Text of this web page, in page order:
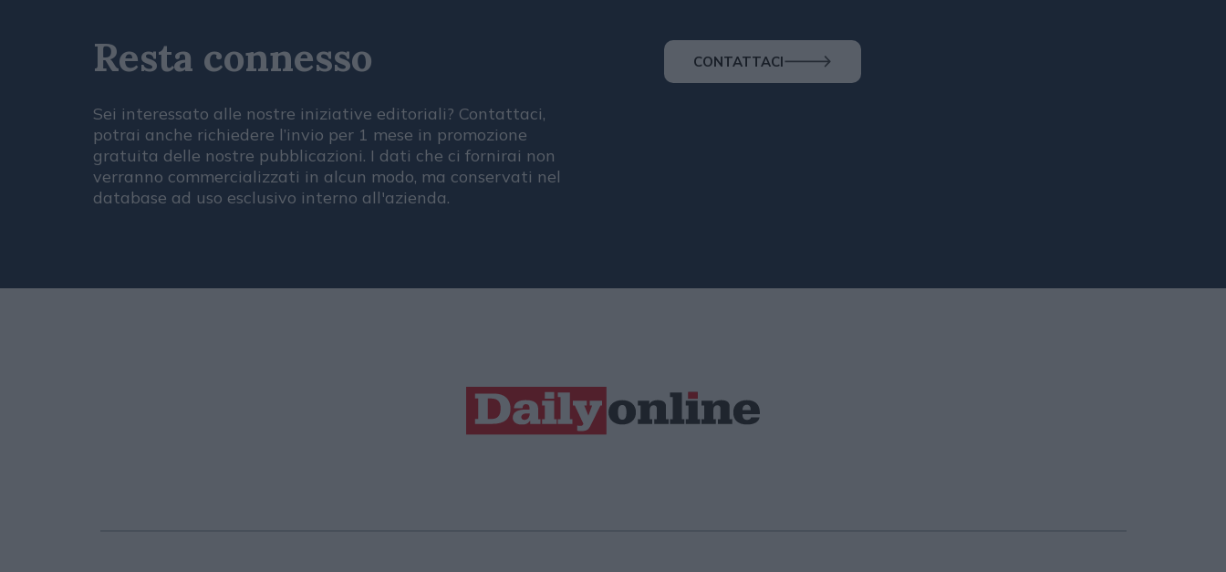
Resta connesso
Sei interessato alle nostre iniziative editoriali? Contattaci,
potrai anche richiedere l’invio per 1 mese in promozione
gratuita delle nostre pubblicazioni. I dati che ci fornirai non
verranno commercializzati in alcun modo, ma conservati nel
database ad uso esclusivo interno all'azienda.
CONTATTACI